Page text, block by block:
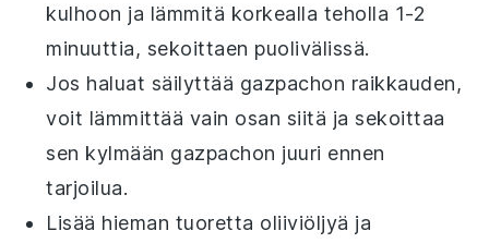
kulhoon ja lämmitä korkealla teholla 1-2
minuuttia, sekoittaen puolivälissä.
Jos haluat säilyttää gazpachon raikkauden,
voit lämmittää vain osan siitä ja sekoittaa
sen kylmään gazpachon juuri ennen
tarjoilua.
Lisää hieman tuoretta oliiviöljyä ja